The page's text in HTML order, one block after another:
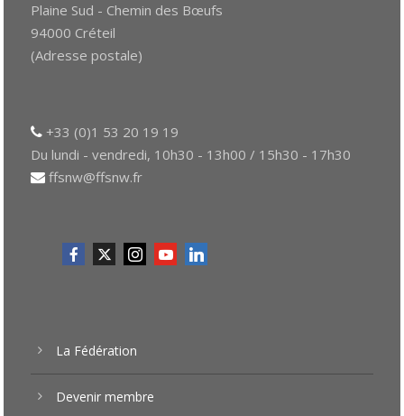
Plaine Sud - Chemin des Bœufs
94000 Créteil
(Adresse postale)
+33 (0)1 53 20 19 19
Du lundi - vendredi, 10h30 - 13h00 / 15h30 - 17h30
ffsnw@ffsnw.fr
La Fédération
Devenir membre